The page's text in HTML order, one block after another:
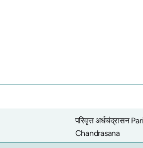
परिवृत्त अर्धचंद्रासन
Chandrasana